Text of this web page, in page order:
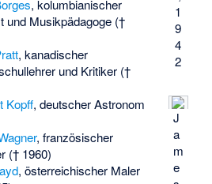
1
9
4
2
J
a
m
e
, kolumbianischer
und Musikpädagoge (†
, kanadischer
und Kritiker (†
Kopff, deutscher Astronom
, französischer
(† 1960)
, österreichischer Maler